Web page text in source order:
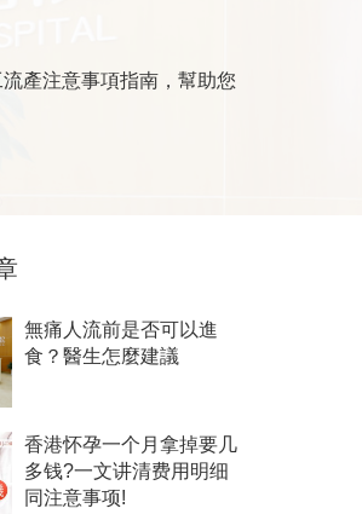
產注意事項指南，幫助您
無痛人流前是否可以進
食？醫生怎麼建議
香港怀孕一个月拿掉要几
多钱?一文讲清费用明细
同注意事项!